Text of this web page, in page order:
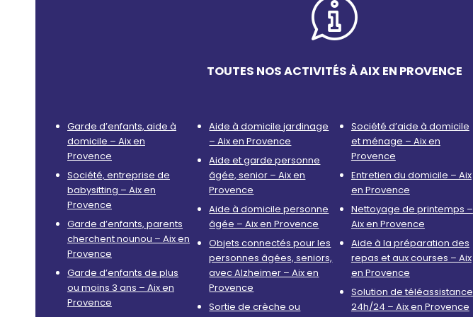
TOUTES NOS ACTIVITÉS À AIX EN PROVENCE
Garde d’enfants, aide à
domicile – Aix en
Provence
Société, entreprise de
babysitting – Aix en
Provence
Garde d’enfants, parents
cherchent nounou – Aix en
Provence
Garde d’enfants de plus
ou moins 3 ans – Aix en
Provence
Aide à domicile jardinage
– Aix en Provence
Aide et garde personne
âgée, senior – Aix en
Provence
Aide à domicile personne
âgée – Aix en Provence
Objets connectés pour les
personnes âgées, seniors,
avec Alzheimer – Aix en
Provence
Sortie de crèche ou
Société d’aide à domicile
et ménage – Aix en
Provence
Entretien du domicile – Aix
en Provence
Nettoyage de printemps –
Aix en Provence
Aide à la préparation des
repas et aux courses – Aix
en Provence
Solution de téléassistance
24h/24 – Aix en Provence